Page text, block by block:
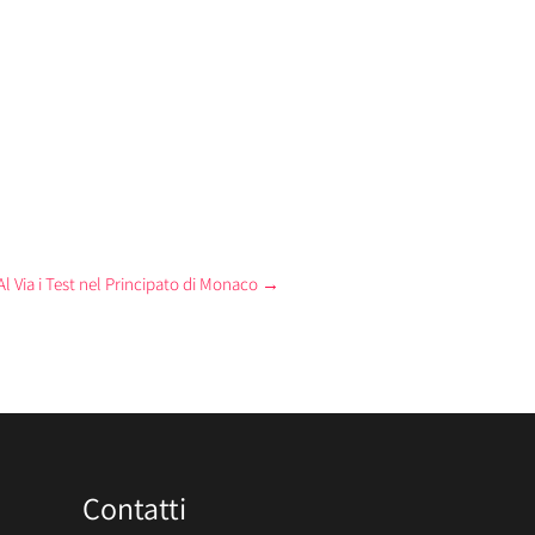
Via i Test nel Principato di Monaco →
Contatti